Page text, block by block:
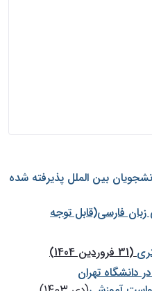
بين الملل پذيرفته شده
فارسی(قابل توجه
(31 فروردین 1404)
دانشگاه تهران